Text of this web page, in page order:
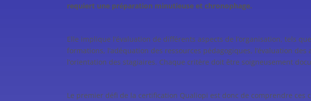
requiert une préparation minutieuse et chronophage.
Elle implique l’évaluation de différents aspects de l’organisation, tels
formations, l’adéquation des ressources pédagogiques, l’évaluation
l’orientation des stagiaires. Chaque critère doit être soigneusement
Le premier défi de la certification Qualiopi est donc de comprendre ces